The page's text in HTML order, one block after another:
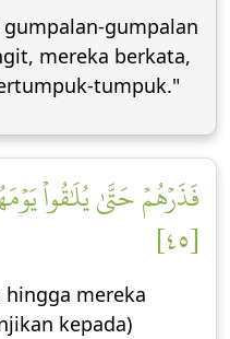
gumpalan
mereka berkata,
tumpuk."
فَذَرۡهُمۡ حَتَّىٰ يُلَٰقُواْ
[٤٥]
mereka
kepada)